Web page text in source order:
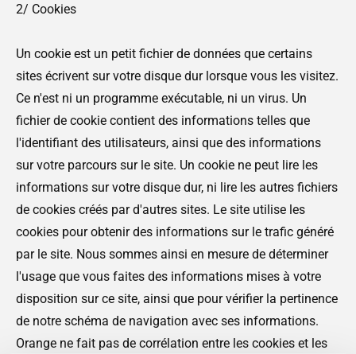
2/ Cookies
Un cookie est un petit fichier de données que certains
sites écrivent sur votre disque dur lorsque vous les visitez.
Ce n'est ni un programme exécutable, ni un virus. Un
fichier de cookie contient des informations telles que
l'identifiant des utilisateurs, ainsi que des informations
sur votre parcours sur le site. Un cookie ne peut lire les
informations sur votre disque dur, ni lire les autres fichiers
de cookies créés par d'autres sites. Le site utilise les
cookies pour obtenir des informations sur le trafic généré
par le site. Nous sommes ainsi en mesure de déterminer
l'usage que vous faites des informations mises à votre
disposition sur ce site, ainsi que pour vérifier la pertinence
de notre schéma de navigation avec ses informations.
Orange ne fait pas de corrélation entre les cookies et les